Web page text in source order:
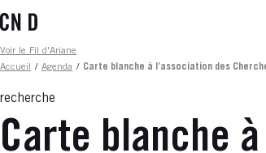
au
principal
Fil d'ariane
Voir le Fil d'Ariane
Accueil
/ Agenda / Carte blanche à l’association des
recherche
Carte blanche